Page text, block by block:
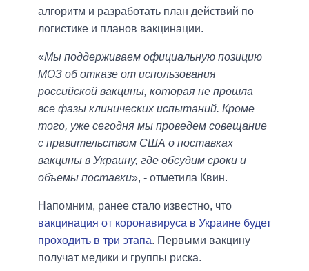
алгоритм и разработать план действий по
логистике и планов вакцинации.
«Мы поддерживаем официальную позицию
МОЗ об отказе от использования
российской вакцины, которая не прошла
все фазы клинических испытаний. Кроме
того, уже сегодня мы проведем совещание
с правительством США о поставках
вакцины в Украину, где обсудим сроки и
объемы поставки», - отметила Квин.
Напомним, ранее стало известно, что
вакцинация от коронавируса в Украине будет
проходить в три этапа. Первыми вакцину
получат медики и группы риска.